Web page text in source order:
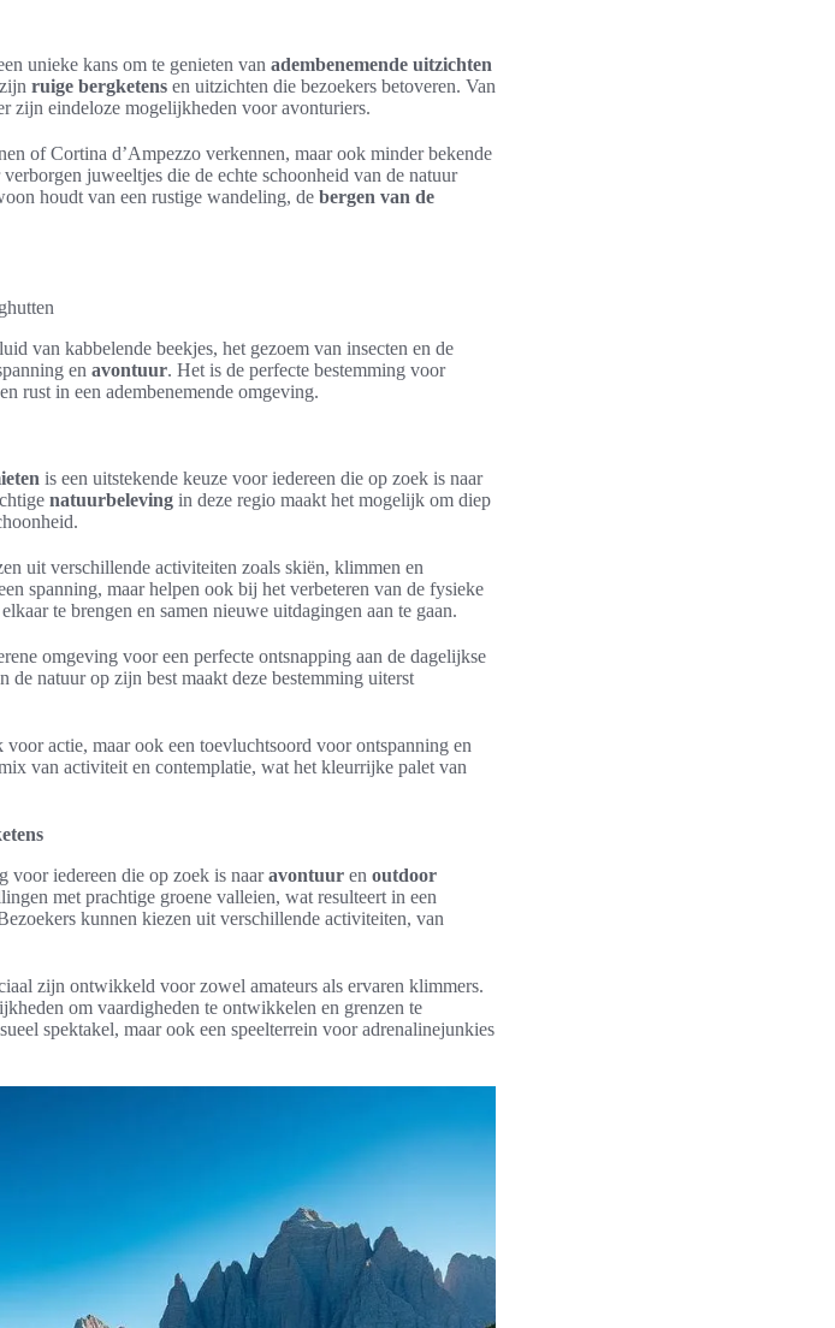
unieke kans om te genieten van adembenemende uitzichten
ruige bergketens en uitzichten die bezoekers betoveren. Van
zijn eindeloze mogelijkheden voor avonturiers.
of Cortina d’Ampezzo verkennen, maar ook minder bekende
juweeltjes die de echte schoonheid van de natuur
houdt van een rustige wandeling, de bergen van de
van kabbelende beekjes, het gezoem van insecten en de
en avontuur. Het is de perfecte bestemming voor
rust in een adembenemende omgeving.
is een uitstekende keuze voor iedereen die op zoek is naar
natuurbeleving in deze regio maakt het mogelijk om diep
uit verschillende activiteiten zoals skiën, klimmen en
spanning, maar helpen ook bij het verbeteren van de fysieke
te brengen en samen nieuwe uitdagingen aan te gaan.
omgeving voor een perfecte ontsnapping aan de dagelijkse
natuur op zijn best maakt deze bestemming uiterst
actie, maar ook een toevluchtsoord voor ontspanning en
van activiteit en contemplatie, wat het kleurrijke palet van
voor iedereen die op zoek is naaravontuur en outdoor
met prachtige groene valleien, wat resulteert in een
kunnen kiezen uit verschillende activiteiten, van
zijn ontwikkeld voor zowel amateurs als ervaren klimmers.
om vaardigheden te ontwikkelen en grenzen te
spektakel, maar ook een speelterrein voor adrenalinejunkies